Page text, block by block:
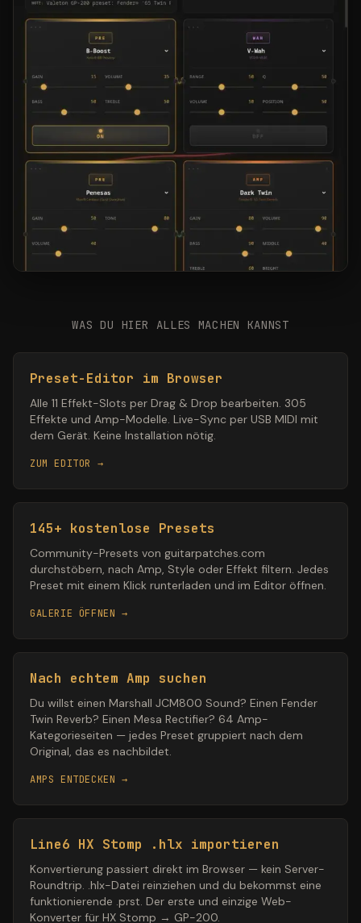
WAS DU HIER ALLES MACHEN KANNST
Preset-Editor im Browser
Alle 11 Effekt-Slots per Drag & Drop bearbeiten. 305
Effekte und Amp-Modelle. Live-Sync per USB MIDI mit
dem Gerät. Keine Installation nötig.
ZUM EDITOR →
145+ kostenlose Presets
Community-Presets von guitarpatches.com
durchstöbern, nach Amp, Style oder Effekt filtern. Jedes
Preset mit einem Klick runterladen und im Editor öffnen.
GALERIE ÖFFNEN →
Nach echtem Amp suchen
Du willst einen Marshall JCM800 Sound? Einen Fender
Twin Reverb? Einen Mesa Rectifier? 64 Amp-
Kategorieseiten — jedes Preset gruppiert nach dem
Original, das es nachbildet.
AMPS ENTDECKEN →
Line6 HX Stomp .hlx importieren
Konvertierung passiert direkt im Browser — kein Server-
Roundtrip. .hlx-Datei reinziehen und du bekommst eine
funktionierende .prst. Der erste und einzige Web-
Konverter für HX Stomp → GP-200.